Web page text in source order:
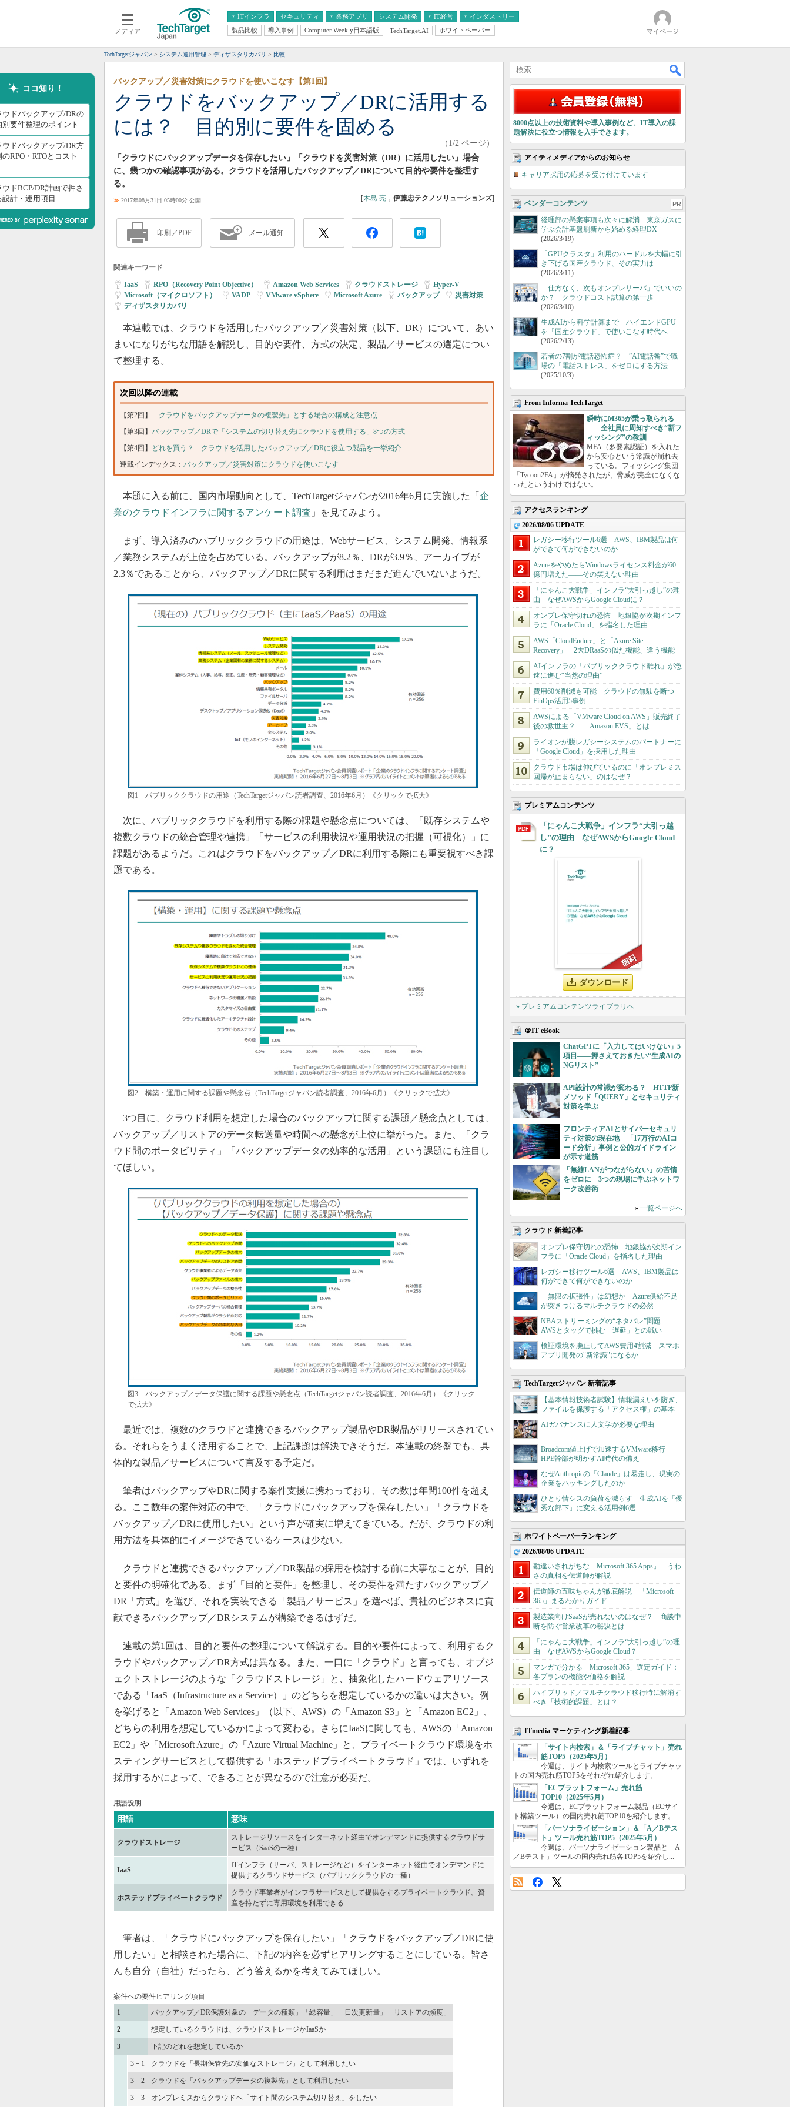
メディア
ITインフラ
クラウド
スマートモバイル
ネットワーク
システム運用管理
セキュリティ 業務アプリ
エンタープライズAI
ERP
CX
情報系システム
システム開発 IT経営
経営とIT
インダストリー
医療IT
製品比較 導入事例 Computer Weekly日本語版 TechTarget.AI ホワイトペーパー マイページ
TechTargetジャパン システム運用管理 ディザスタリカバリ 比較
ココ知り！
ウドバックアップ/DRの
別要件整理のポイント
ウドバックアップ/DR方
RPO・RTOとコスト
ウドBCP/DR計画で押さ
設計・運用項目
クラウドをバックアップ／DRに活用する
には？ 目的別に要件を固める
バックアップ／災害対策にクラウドを使いこなす【第1回】
（1/2 ページ）
「クラウドにバックアップデータを保存したい」「クラウドを災害対策（DR）に活用したい」場合
に、幾つかの確認事項がある。クラウドを活用したバックアップ／DRについて目的や要件を整理す
る。
≫ 2017年08月31日 05時00分 公開 [木島 亮 ， 伊藤忠テクノソリューションズ]
印刷／PDF メール通知
関連キーワード
IaaS RPO（Recovery Point Objective） Amazon Web Services クラウドストレージ Hyper-V
Microsoft（マイクロソフト）
VADP VMware vSphere Microsoft Azure バックアップ| 災害対策
ディザスタリカバリ
本連載では、クラウドを活用したバックアップ／災害対策（以下、DR）について、あい
まいになりがちな用語を解説し、目的や要件、方式の決定、製品／サービスの選定につい
て整理する。
次回以降の連載
【第2回】
「クラウドをバックアップデータの複製先」とする場合の構成と注意点
【第3回】 バックアップ／DRで「システムの切り替え先にクラウドを使用する」8つの方式
【第4回】
どれを買う？ クラウドを活用したバックアップ／DRに役立つ製品を一挙紹介
連載インデックス： バックアップ／災害対策にクラウドを使いこなす
本題に入る前に、国内市場動向として、TechTargetジャパンが2016年6月に実施した「 企
業のクラウドインフラに関するアンケート調査 」を見てみよう。
まず、導入済みのパブリッククラウドの用途は、Webサービス、システム開発、情報系
／業務システムが上位を占めている。バックアップが8.2％、DRが3.9％、アーカイブが
2.3％であることから、バックアップ／DRに関する利用はまだまだ進んでいないようだ。
図1 パブリッククラウドの用途（TechTargetジャパン読者調査、2016年6月）《クリックで拡大》
次に、パブリッククラウドを利用する際の課題や懸念点については、「既存システムや
複数クラウドの統合管理や連携」「サービスの利用状況や運用状況の把握（可視化）」に
課題があるようだ。これはクラウドをバックアップ／DRに利用する際にも重要視すべき課
題である。
図2 構築・運用に関する課題や懸念点（TechTargetジャパン読者調査、2016年6月）《クリックで拡大》
3つ目に、クラウド利用を想定した場合のバックアップに関する課題／懸念点としては、
バックアップ／リストアのデータ転送量や時間への懸念が上位に挙がった。また、「クラ
ウド間のポータビリティ」「バックアップデータの効率的な活用」という課題にも注目し
てほしい。
図3 バックアップ／データ保護に関する課題や懸念点（TechTargetジャパン読者調査、2016年6月）《クリック
で拡大》
最近では、複数のクラウドと連携できるバックアップ製品やDR製品がリリースされてい
る。それらをうまく活用することで、上記課題は解決できそうだ。本連載の終盤でも、具
体的な製品／サービスについて言及する予定だ。
筆者はバックアップやDRに関する案件支援に携わっており、その数は年間100件を超え
る。ここ数年の案件対応の中で、「クラウドにバックアップを保存したい」「クラウドを
バックアップ／DRに使用したい」という声が確実に増えてきている。だが、クラウドの利
用方法を具体的にイメージできているケースは少ない。
クラウドと連携できるバックアップ／DR製品の採用を検討する前に大事なことが、目的
と要件の明確化である。まず「目的と要件」を整理し、その要件を満たすバックアップ／
DR「方式」を選び、それを実装できる「製品／サービス」を選べば、貴社のビジネスに貢
献できるバックアップ／DRシステムが構築できるはずだ。
連載の第1回は、目的と要件の整理について解説する。目的や要件によって、利用するク
ラウドやバックアップ／DR方式は異なる。また、一口に「クラウド」と言っても、オブジ
ェクトストレージのような「クラウドストレージ」と、抽象化したハードウェアリソース
である「IaaS（Infrastructure as a Service）」のどちらを想定しているかの違いは大きい。例
を挙げると「Amazon Web Services」（以下、AWS）の「Amazon S3」と「Amazon EC2」、
どちらの利用を想定しているかによって変わる。さらにIaaSに関しても、AWSの「Amazon
EC2」や「Microsoft Azure」の「Azure Virtual Machine」と、プライベートクラウド環境をホ
スティングサービスとして提供する「ホステッドプライベートクラウド」では、いずれを
採用するかによって、できることが異なるので注意が必要だ。
用語説明
用語 意味
クラウドストレージ
ストレージリソースをインターネット経由でオンデマンドに提供するクラウドサ
ービス（SaaSの一種）
IaaS
ITインフラ（サーバ、ストレージなど）をインターネット経由でオンデマンドに
提供するクラウドサービス（パブリッククラウドの一種）
ホステッドプライベートクラウド
クラウド事業者がインフラサービスとして提供をするプライベートクラウド。資
産を持たずに専用環境を利用できる
筆者は、「クラウドにバックアップを保存したい」「クラウドをバックアップ／DRに使
用したい」と相談された場合に、下記の内容を必ずヒアリングすることにしている。皆さ
んも自分（自社）だったら、どう答えるかを考えてみてほしい。
案件への要件ヒアリング項目
1
バックアップ／DR保護対象の「データの種類」「総容量」「日次更新量」「リストアの頻度」
2 想定しているクラウドは、クラウドストレージかIaaSか
3 下記のどれを想定しているか
3－1 クラウドを「長期保管先の安価なストレージ」として利用したい
3－2 クラウドを「バックアップデータの複製先」として利用したい
3－3 オンプレミスからクラウドへ「サイト間のシステム切り替え」をしたい
8000点以上の技術資料や導入事例など、IT導入の課
題解決に役立つ情報を入手できます。
アイティメディアからのお知らせ
キャリア採用の応募を受け付けています
ベンダーコンテンツ PR
経理部の懸案事項も次々に解消 東京ガスに
学ぶ会計基盤刷新から始める経理DX
(2026/3/19)
「GPUクラスタ」利用のハードルを大幅に引
き下げる国産クラウド、その実力は
(2026/3/11)
「仕方なく、次もオンプレサーバ」でいいの
か？ クラウドコスト試算の第一歩
(2026/3/10)
生成AIから科学計算まで ハイエンドGPU
を「国産クラウド」で使いこなす時代へ
(2026/2/13)
若者の7割が電話恐怖症？ ”AI電話番”で職
場の「電話ストレス」をゼロにする方法
(2025/10/3)
From Informa TechTarget
瞬時にM365が乗っ取られる
――全社員に周知すべき“新フ
ィッシング”の教訓
MFA（多要素認証）を入れた
から安心という常識が崩れ去
っている。フィッシング集団
「Tycoon2FA」が摘発されたが、脅威が完全になくな
ったというわけではない。
アクセスランキング
2026/08/06 UPDATE
レガシー移行ツール6選 AWS、IBM製品は何
ができて何ができないのか
AzureをやめたらWindowsライセンス料金が60
億円増えた――その笑えない理由
「にゃんこ大戦争」インフラ“大引っ越し”の理
由 なぜAWSからGoogle Cloudに？
オンプレ保守切れの恐怖 地銀協が次期インフ
ラに「Oracle Cloud」を指名した理由
AWS「CloudEndure」と「Azure Site
Recovery」 2大DRaaSの似た機能、違う機能
AIインフラの「パブリッククラウド離れ」が急
速に進む“当然の理由”
費用60％削減も可能 クラウドの無駄を断つ
FinOps活用5事例
AWSによる「VMware Cloud on AWS」販売終了
後の救世主？ 「Amazon EVS」とは
ライオンが脱レガシーシステムのパートナーに
「Google Cloud」を採用した理由
クラウド市場は伸びているのに「オンプレミス
回帰が止まらない」のはなぜ？
プレミアムコンテンツ
「にゃんこ大戦争」インフラ“大引っ越
し”の理由 なぜAWSからGoogle Cloud
に？
ダウンロード
» プレミアムコンテンツライブラリへ
＠IT eBook
ChatGPTに「入力してはいけない」5
項目――押さえておきたい“生成AIの
NGリスト”
API設計の常識が変わる？ HTTP新
メソッド「QUERY」とセキュリティ
対策を学ぶ
フロンティアAIとサイバーセキュリ
ティ対策の現在地 「17万行のAIコ
ード分析」事例と公的ガイドライン
が示す道筋
「無線LANがつながらない」の苦情
をゼロに 3つの現場に学ぶネットワ
ーク改善術
» 一覧ページへ
クラウド 新着記事
オンプレ保守切れの恐怖 地銀協が次期イン
フラに「Oracle Cloud」を指名した理由
レガシー移行ツール6選 AWS、IBM製品は
何ができて何ができないのか
「無限の拡張性」は幻想か Azure供給不足
が突きつけるマルチクラウドの必然
NBAストリーミングの“ネタバレ”問題
AWSとタッグで挑む「遅延」との戦い
検証環境を廃止してAWS費用4割減 スマホ
アプリ開発の"新常識"になるか
TechTargetジャパン 新着記事
【基本情報技術者試験】情報漏えいを防ぎ、
ファイルを保護する「アクセス権」の基本
AIガバナンスに人文学が必要な理由
Broadcom値上げで加速するVMware移行
HPE幹部が明かすAI時代の備え
なぜAnthropicの「Claude」は暴走し、現実の
企業をハッキングしたのか
ひとり情シスの負荷を減らす 生成AIを「優
秀な部下」に変える活用例6選
ホワイトペーパーランキング
2026/08/06 UPDATE
勘違いされがちな「Microsoft 365 Apps」 うわ
さの真相を伝道師が解説
伝道師の五味ちゃんが徹底解説 「Microsoft
365」まるわかりガイド
製造業向けSaaSが売れないのはなぜ？ 商談中
断を防ぐ営業改革の秘訣とは
「にゃんこ大戦争」インフラ“大引っ越し”の理
由 なぜAWSからGoogle Cloud？
マンガで分かる「Microsoft 365」選定ガイド：
各プランの機能や価格を解説
ハイブリッド／マルチクラウド移行時に解消す
べき「技術的課題」とは？
ITmedia マーケティング新着記事
「サイト内検索」＆「ライブチャット」売れ
筋TOP5（2025年5月）
今週は、サイト内検索ツールとライブチャッ
トの国内売れ筋TOP5をそれぞれ紹介します。
「ECプラットフォーム」売れ筋
TOP10（2025年5月）
今週は、ECプラットフォーム製品（ECサイ
ト構築ツール）の国内売れ筋TOP10を紹介します。
「パーソナライゼーション」＆「A／Bテス
ト」ツール売れ筋TOP5（2025年5月）
今週は、パーソナライゼーション製品と「A
／Bテスト」ツールの国内売れ筋各TOP5を紹介し...